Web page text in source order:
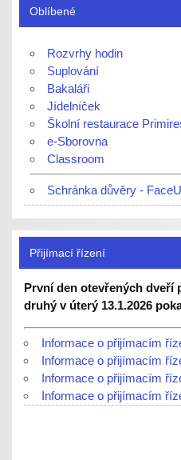
Oblíbené
Rozvrhy hodin
Suplování
Bakaláři
Jídelníček
Školní restaurace
e-Sborovna
Classroom
Schránka důvěry -
Přijímací řízení
První den otevřených dveří
druhý v úterý 13.1.2026
Informace o přijímacím
Informace o přijímacím
Informace o přijímacím
Informace o přijímacím